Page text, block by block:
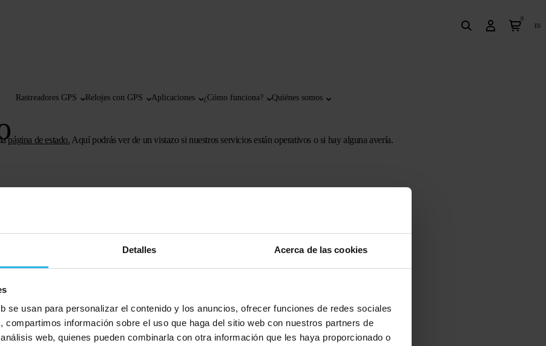
Detalles Acerca de las cookies
se usan para personalizar el contenido y los anuncios, ofrecer funciones de redes sociales
compartimos información sobre el uso que haga del sitio web con nuestros partners de
web, quienes pueden combinarla con otra información que les haya proporcionado o
Rastreadores GPS Relojes con GPS Aplicaciones ¿Cómo funciona? Quiénes somos
0
es
lapágina de estado. Aquí podrás ver de un vistazo si nuestros servicios están operativos o si hay alguna avería.